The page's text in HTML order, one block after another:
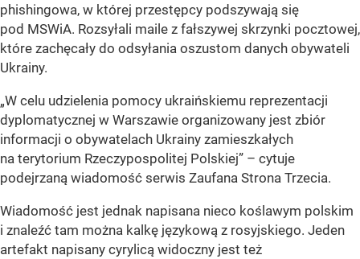
phishingowa, w której przestępcy podszywają się
pod MSWiA. Rozsyłali maile z fałszywej skrzynki pocztowej,
które zachęcały do odsyłania oszustom danych obywateli
Ukrainy.
„W celu udzielenia pomocy ukraińskiemu reprezentacji
dyplomatycznej w Warszawie organizowany jest zbiór
informacji o obywatelach Ukrainy zamieszkałych
na terytorium Rzeczypospolitej Polskiej” – cytuje
podejrzaną wiadomość serwis Zaufana Strona Trzecia.
Wiadomość jest jednak napisana nieco koślawym polskim
i znaleźć tam można kalkę językową z rosyjskiego. Jeden
artefakt napisany cyrylicą widoczny jest też